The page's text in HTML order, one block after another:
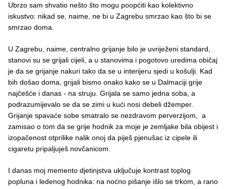
Ubrzo sam shvatio nešto što mogu poopćiti kao kolektivno
iskustvo: nikad se, naime, ne bi u Zagrebu smrzao kao što bi se
smrzao doma.
U Zagrebu, naime, centralno grijanje bilo je uvriježeni standard,
stanovi su se grijali cijeli, a u stanovima i pogotovo uredima običaj
je da se grijanje nakuri tako da se u interijeru sjedi u košulji. Kad
bih došao doma, grijali bismo onako kako se u Dalmaciji grije
najčešće i danas - na struju. Grijala se samo jedna soba, a
podrazumijevalo se da se zimi u kući nosi debeli džemper.
Grijanje spavaće sobe smatralo se nezdravom perverzijom, a
zamisao o tom da se grije hodnik za moje je zemljake bila obijest i
izopačenost otprilike nalik onoj da piješ pjenušac iz cipele ili
cigaretu pripaljuješ novčanicom.
I danas moj memento djetinjstva uključuje kontrast toplog
popluna i ledenog hodnika: na noćno pišanje išlo se trkom, a rano